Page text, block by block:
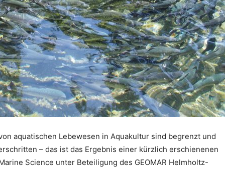
aquatischen Lebewesen in Aquakultur sind begrenzt und
– das ist das Ergebnis einer kürzlich erschienenen
Science unter Beteiligung des GEOMAR Helmholtz-